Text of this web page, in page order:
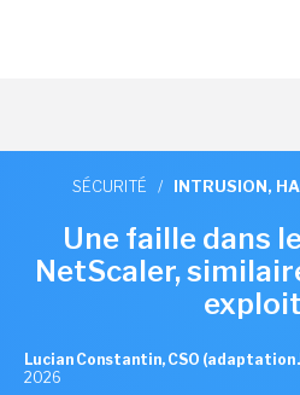
SÉCURITÉ / INTRUSION,
Une faille dans
NetScaler,
Lucian Constantin, CSO (adaptation
2026